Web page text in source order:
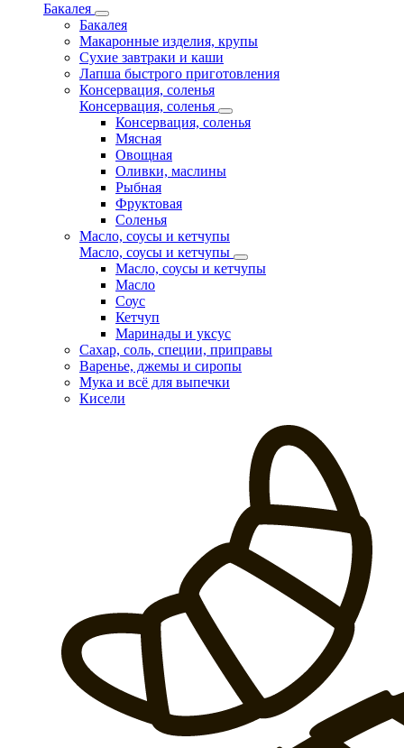
Бакалея
Бакалея
Макаронные изделия, крупы
Сухие завтраки и каши
Лапша быстрого приготовления
Консервация, соленья
Консервация, соленья
Консервация, соленья
Мясная
Овощная
Оливки, маслины
Рыбная
Фруктовая
Соленья
Масло, соусы и кетчупы
Масло, соусы и кетчупы
Масло, соусы и кетчупы
Масло
Соус
Кетчуп
Маринады и уксус
Сахар, соль, специи, приправы
Варенье, джемы и сиропы
Мука и всё для выпечки
Кисели